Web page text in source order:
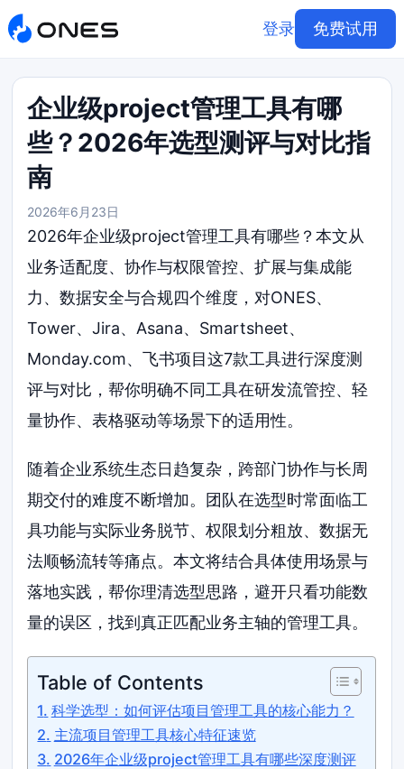
登录 免费试用
企业级project管理工具有哪
些？2026年选型测评与对比指
南
2026年6月23日
2026年企业级project管理工具有哪些？本文从
业务适配度、协作与权限管控、扩展与集成能
力、数据安全与合规四个维度，对ONES、
Tower、Jira、Asana、Smartsheet、
Monday.com、飞书项目这7款工具进行深度测
评与对比，帮你明确不同工具在研发流管控、轻
量协作、表格驱动等场景下的适用性。
随着企业系统生态日趋复杂，跨部门协作与长周
期交付的难度不断增加。团队在选型时常面临工
具功能与实际业务脱节、权限划分粗放、数据无
法顺畅流转等痛点。本文将结合具体使用场景与
落地实践，帮你理清选型思路，避开只看功能数
量的误区，找到真正匹配业务主轴的管理工具。
Table of Contents
科学选型：如何评估项目管理工具的核心能力？
主流项目管理工具核心特征速览
2026年企业级project管理工具有哪些深度测评